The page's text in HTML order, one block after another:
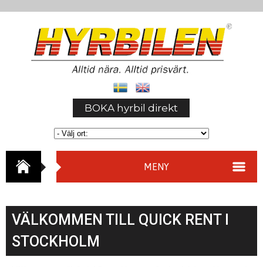
BOKA hyrbil direkt
MENY
VÄLKOMMEN TILL QUICK RENT I
STOCKHOLM